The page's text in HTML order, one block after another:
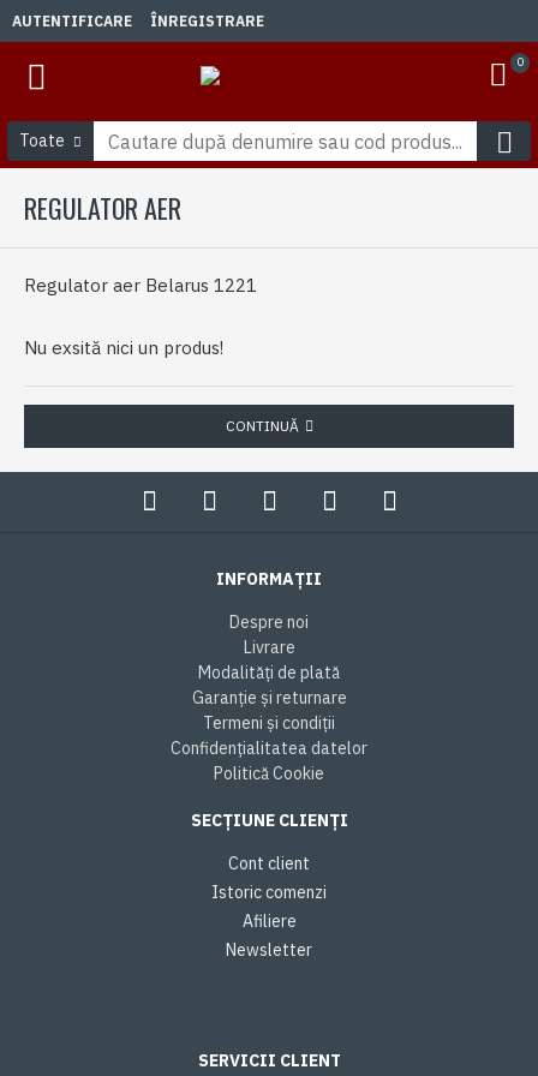
AUTENTIFICARE ÎNREGISTRARE
0
Toate
REGULATOR AER
Regulator aer Belarus 1221
Nu exsită nici un produs!
CONTINUĂ
INFORMAȚII
Despre noi
Livrare
Modalități de plată
Garanție și returnare
Termeni și condiții
Confidențialitatea datelor
Politică Cookie
SECȚIUNE CLIENȚI
Cont client
Istoric comenzi
Afiliere
Newsletter
SERVICII CLIENT